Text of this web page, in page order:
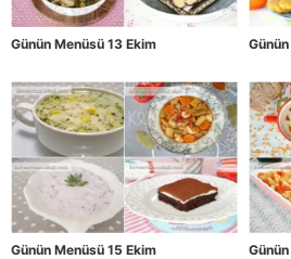
Günün Menüsü 13 Ekim
Günün Menüsü 15 Ekim